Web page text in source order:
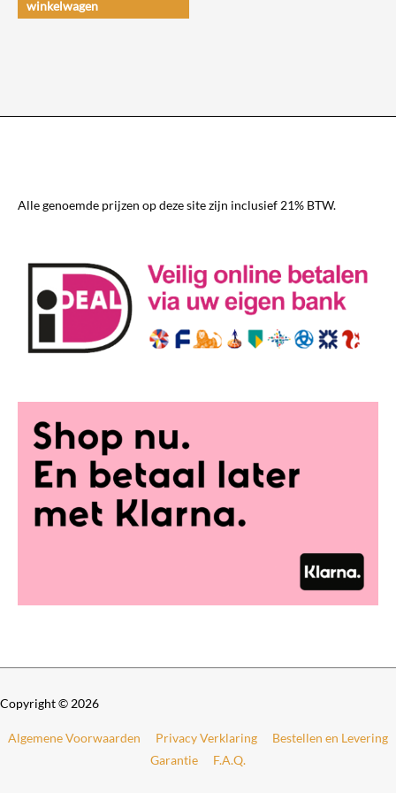
winkelwagen
Alle genoemde prijzen op deze site zijn inclusief 21% BTW.
Copyright © 2026
Algemene Voorwaarden Privacy Verklaring
Bestellen en Levering
Garantie
F.A.Q.